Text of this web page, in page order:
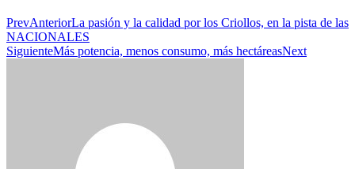
PrevAnteriorLa pasión y la calidad por los Criollos, en la pista de las
NACIONALES
SiguienteMás potencia, menos consumo, más hectáreasNext